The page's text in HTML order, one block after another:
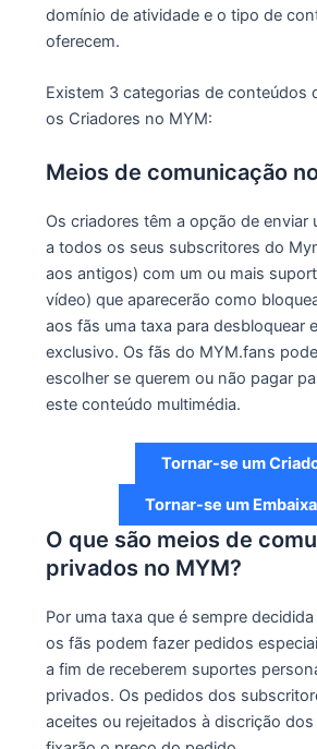
domínio de atividade e o tipo de
oferecem.
Existem 3 categorias de conteúdos
os Criadores no MYM:
Meios de comunicação
Os criadores têm a opção de enviar
a todos os seus subscritores do
aos antigos) com um ou mais
vídeo) que aparecerão como
aos fãs uma taxa para desbloquear
exclusivo. Os fãs do MYM.fans
escolher se querem ou não pagar
este conteúdo multimédia.
Tornar-se um
Tornar-se um
O que são meios de
privados no MYM?
Por uma taxa que é sempre
os fãs podem fazer pedidos
a fim de receberem suportes
privados. Os pedidos dos
aceites ou rejeitados à discrição